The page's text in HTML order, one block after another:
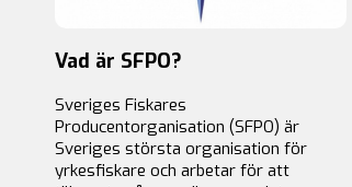
Vad är SFPO?
Sveriges Fiskares
Producentorganisation (SFPO) är
Sveriges största organisation för
yrkesfiskare och arbetar för att